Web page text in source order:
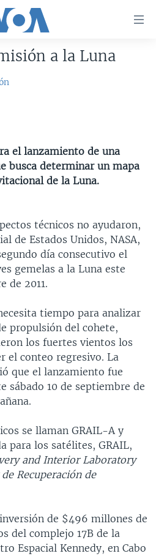
a la Luna
el lanzamiento de una
busca determinar un mapa
de la Luna.
técnicos no ayudaron,
de Estados Unidos, NASA,
día consecutivo el
gemelas a la Luna este
de 2011.
tiempo para analizar
propulsión del cohete,
los fuertes vientos los
el conteo regresivo. La
que el lanzamiento fue
sábado 10 de septiembre de
se llaman GRAIL-A y
para los satélites, GRAIL,
and Interior Laboratory
Recuperación de
de $496 millones de
del complejo 17B de la
Espacial Kennedy, en Cabo